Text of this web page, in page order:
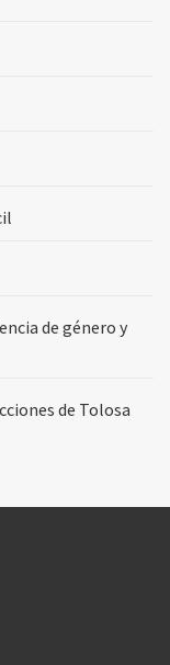
de género y
de Tolosa